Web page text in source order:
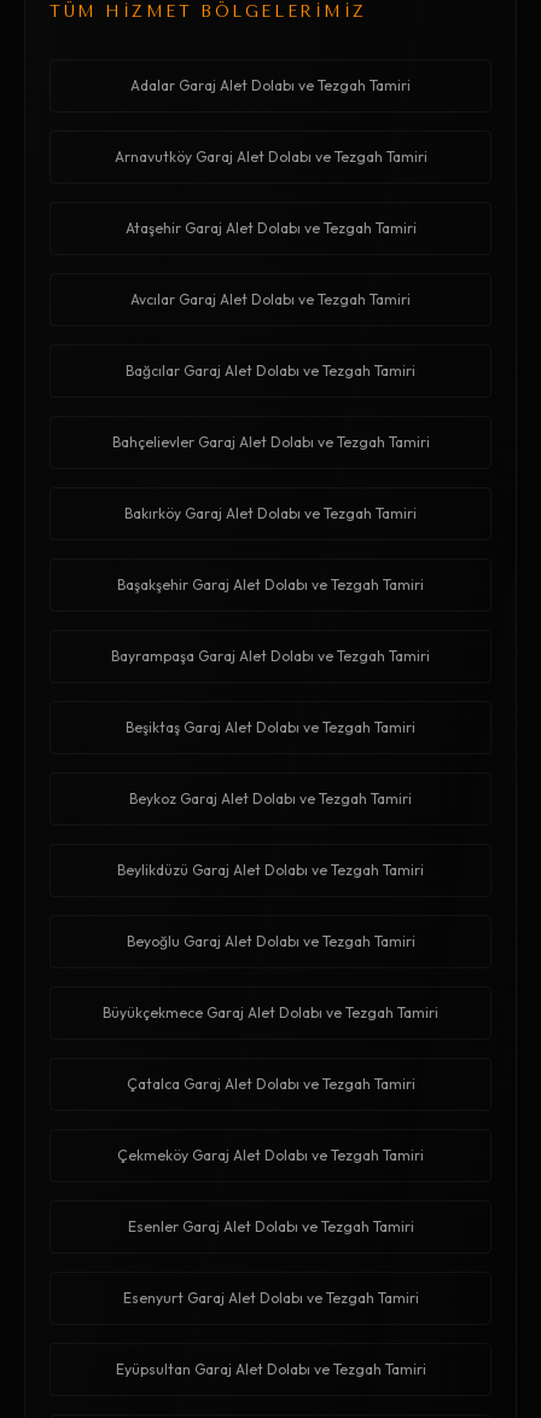
TÜM HİZMET BÖLGELERİMİZ
Adalar Garaj Alet Dolabı ve Tezgah Tamiri
Arnavutköy Garaj Alet Dolabı ve Tezgah Tamiri
Ataşehir Garaj Alet Dolabı ve Tezgah Tamiri
Avcılar Garaj Alet Dolabı ve Tezgah Tamiri
Bağcılar Garaj Alet Dolabı ve Tezgah Tamiri
Bahçelievler Garaj Alet Dolabı ve Tezgah Tamiri
Bakırköy Garaj Alet Dolabı ve Tezgah Tamiri
Başakşehir Garaj Alet Dolabı ve Tezgah Tamiri
Bayrampaşa Garaj Alet Dolabı ve Tezgah Tamiri
Beşiktaş Garaj Alet Dolabı ve Tezgah Tamiri
Beykoz Garaj Alet Dolabı ve Tezgah Tamiri
Beylikdüzü Garaj Alet Dolabı ve Tezgah Tamiri
Beyoğlu Garaj Alet Dolabı ve Tezgah Tamiri
Büyükçekmece Garaj Alet Dolabı ve Tezgah Tamiri
Çatalca Garaj Alet Dolabı ve Tezgah Tamiri
Çekmeköy Garaj Alet Dolabı ve Tezgah Tamiri
Esenler Garaj Alet Dolabı ve Tezgah Tamiri
Esenyurt Garaj Alet Dolabı ve Tezgah Tamiri
Eyüpsultan Garaj Alet Dolabı ve Tezgah Tamiri